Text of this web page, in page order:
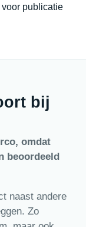
voor publicatie
bij
omdat
beoordeeld
naast andere
Zo